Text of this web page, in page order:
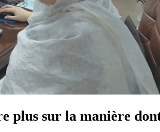
plus sur la manière